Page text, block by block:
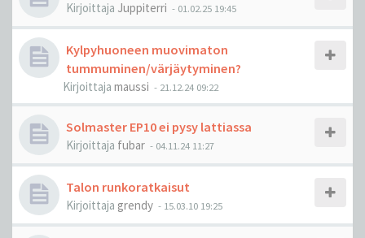
Kirjoittaja Juppiterri - 01.02.25 19:45
Kylpyhuoneen muovimaton
tummuminen/värjäytyminen?
Kirjoittaja maussi - 21.12.24 09:22
Solmaster EP10 ei pysy lattiassa
Kirjoittaja fubar - 04.11.24 11:27
Talon runkoratkaisut
Kirjoittaja grendy - 15.03.10 19:25